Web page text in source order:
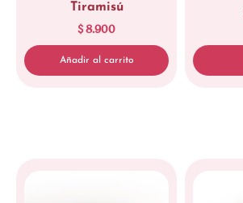
Tiramisú
$8.900
Añadir al carrito